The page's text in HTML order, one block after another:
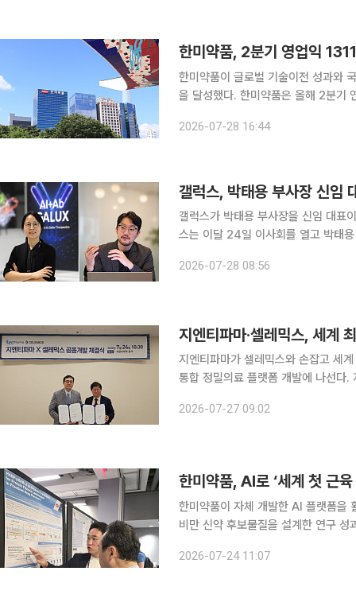
한미약품, 2분기 영업익
한미약품이 글로벌 기술이전 성과와
을 달성했다. 한미약품은 올해 2분기 연결기준 잠정 실적으로 매출 4672억원, 영업이익 1311억원
구개발(R&D)에는 매출 대비 12.9%
2026-07-28 16:44
갤럭스가 박태용 부사장을 신임 대표이
스는 이달 24일 이사회를 열고 박태
개(IPO)를 체계적으로 준비하기 위한
2026-07-28 08:56
지엔티파마가 셀레믹스와 손잡고 세
통합 정밀의료 플랫폼 개발에 나선다. 지엔티파마는 셀레믹스와 '반려견·반려묘 치매 진단을 위한
2026-07-27 09:02
한미약품, AI로 ‘세계 첫 근
한미약품이 자체 개발한 AI 플랫폼을
비만 신약 후보물질을 설계한 연구
2026-07-24 11:07